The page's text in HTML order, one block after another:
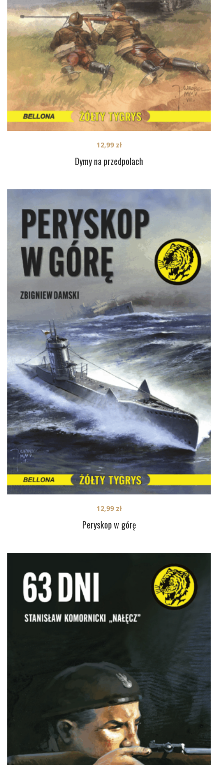
Dymy na przedpolach
12,99 zł
Peryskop w górę
12,99 zł